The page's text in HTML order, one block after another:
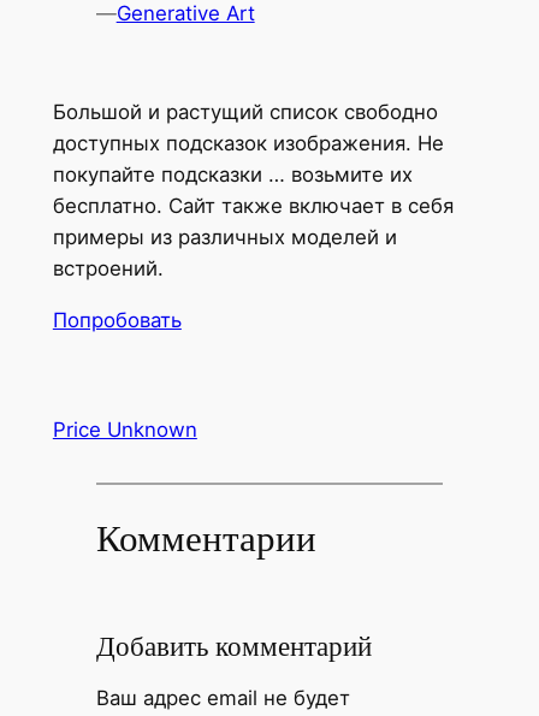
—Generative Art
Большой и растущий список свободно
доступных подсказок изображения. Не
покупайте подсказки … возьмите их
бесплатно. Сайт также включает в себя
примеры из различных моделей и
встроений.
Попробовать
Price Unknown
Комментарии
Добавить комментарий
Ваш адрес email не будет